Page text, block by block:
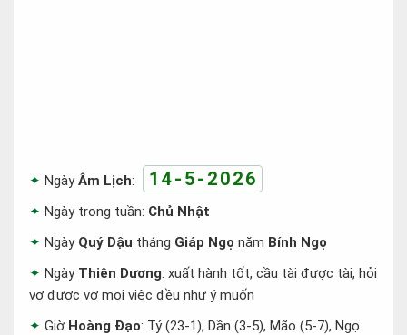
NgàyÂm Lịch: 14-5-2026
Ngày trong tuần: Chủ Nhật
Ngày Quý Dậu tháng Giáp Ngọ năm Bính Ngọ
Ngày Thiên Dương: xuất hành tốt, cầu tài được tài, hỏi
vợ được vợ mọi việc đều như ý muốn
Giờ Hoàng Đạo: Tý (23-1), Dần (3-5), Mão (5-7), Ngọ